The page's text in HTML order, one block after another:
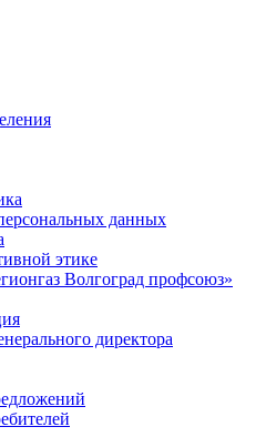
данных
этике
Волгоград профсоюз»
директора